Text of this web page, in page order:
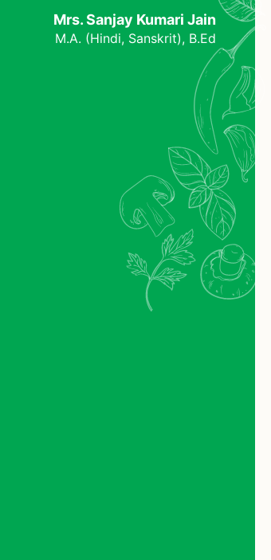
Mrs. Sanjay Kumari Jain
M.A. (Hindi, Sanskrit), B.Ed